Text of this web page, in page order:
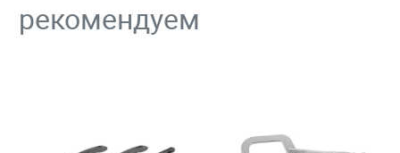
рекомендуем